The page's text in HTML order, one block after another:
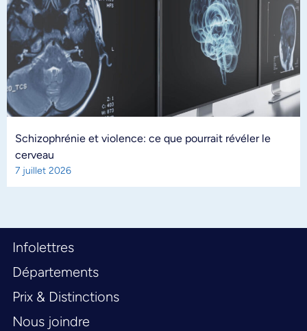
Schizophrénie et violence: ce que pourrait révéler le
cerveau
7 juillet 2026
Infolettres
Départements
Prix & Distinctions
Nous joindre